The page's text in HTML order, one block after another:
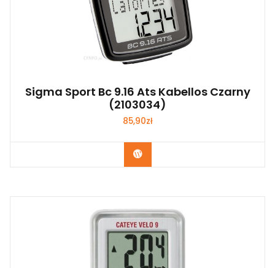
Sigma Sport Bc 9.16 Ats Kabellos Czarny
(2103034)
85,90zł
Kup Teraz